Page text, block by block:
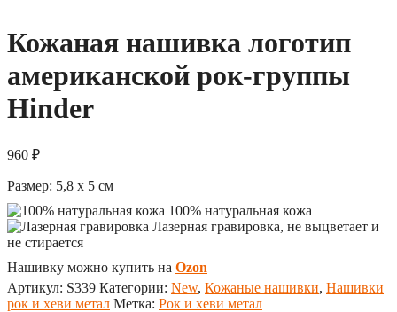
Кожаная нашивка логотип
американской рок-группы
Hinder
960 ₽
Размер: 5,8 x 5 см
100% натуральная кожа
Лазерная гравировка, не выцветает и
не стирается
Нашивку можно купить на Ozon
Артикул: S339 Категории: New, Кожаные нашивки, Нашивки
рок и хеви метал Метка: Рок и хеви метал